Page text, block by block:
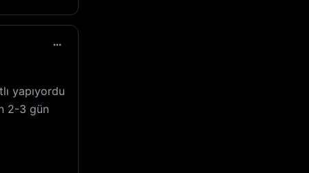
yapıyordu
2-3 gün